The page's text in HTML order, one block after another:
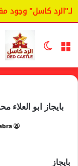
كاسل" وجود
القائمة الوضع المظلم
بايجاز ابو العلاء
بايجاز